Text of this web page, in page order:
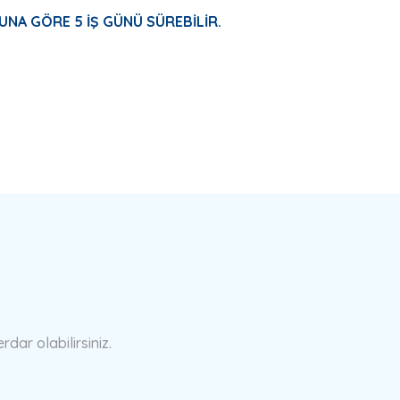
GÖRE 5 İŞ GÜNÜ SÜREBİLİR.
olabilirsiniz.